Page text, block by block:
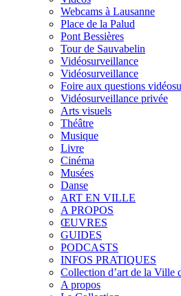
Webcams à Lausanne
Place de la Palud
Pont Bessières
Tour de Sauvabelin
Vidéosurveillance
Vidéosurveillance
Foire aux questions
Vidéosurveillance privée
Arts visuels
Théâtre
Musique
Livre
Cinéma
Musées
Danse
ART EN VILLE
A PROPOS
ŒUVRES
GUIDES
PODCASTS
INFOS PRATIQUES
Collection d’art de la Ville
A propos